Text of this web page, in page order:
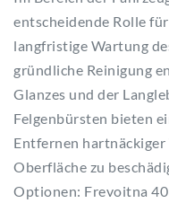
entscheidende Rolle
langfristige Wartung
gründliche Reinigung
Glanzes und der
Felgenbürsten bieten
Entfernen
Oberfläche zu
Optionen: Frevoitna